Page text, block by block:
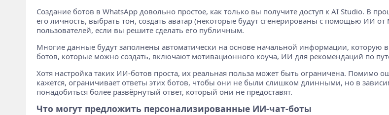
Создание ботов в WhatsApp довольно простое, как только вы получите доступ к AI Studio. В
его личность, выбрать тон, создать аватар (некоторые будут сгенерированы с помощью ИИ
пользователей, если вы решите сделать его публичным.
Многие данные будут заполнены автоматически на основе начальной информации, которую
ботов, которые можно создать, включают мотивационного коуча, ИИ для рекомендаций по
Хотя настройка таких ИИ-ботов проста, их реальная польза может быть ограничена. Помимо
кажется, ограничивает ответы этих ботов, чтобы они не были слишком длинными, но в
понадобиться более развёрнутый ответ, который они не предоставят.
Что могут предложить персонализированные ИИ-чат-боты